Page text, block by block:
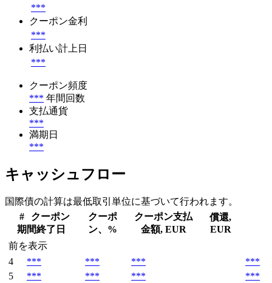
***
クーポン金利
***
利払い計上日
***
クーポン頻度
*** 年間回数
支払通貨
***
満期日
***
キャッシュフロー
国際債の計算は最低取引単位に基づいて行われます。
#
クーポン
期間終了日
クーポ
ン、%
クーポン支払
金額, EUR
償還,
EUR
前を表示
4
*** *** ***
***
5
*** *** ***
***